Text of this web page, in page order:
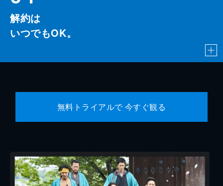
解約は
いつでもOK。
無料トライアルで 今すぐ観る